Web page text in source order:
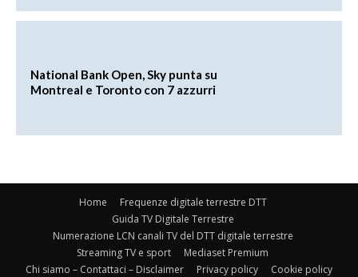
National Bank Open, Sky punta su
Montreal e Toronto con 7 azzurri
Home
Frequenze digitale terrestre DTT
Guida TV Digitale Terrestre
Numerazione LCN canali TV del DTT digitale terrestre
Streaming TV e sport
Mediaset Premium
Chi siamo – Contattaci – Disclaimer
Privacy policy Cookie policy